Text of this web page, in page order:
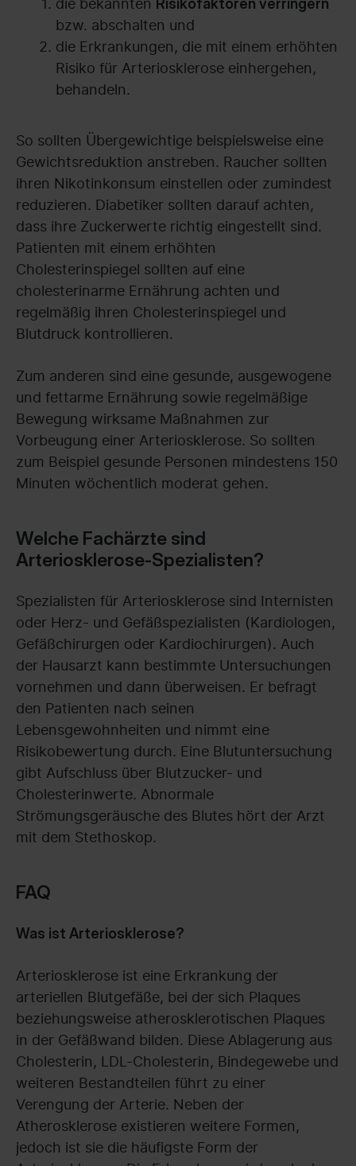
Risikofaktoren verringern
bzw. abschalten und
die Erkrankungen, die mit einem erhöhten
Risiko für Arteriosklerose einhergehen,
behandeln.
So sollten Übergewichtige beispielsweise eine
Gewichtsreduktion anstreben. Raucher sollten
ihren Nikotinkonsum einstellen oder zumindest
reduzieren. Diabetiker sollten darauf achten,
dass ihre Zuckerwerte richtig eingestellt sind.
Patienten mit einem erhöhten
Cholesterinspiegel sollten auf eine
cholesterinarme Ernährung achten und
regelmäßig ihren Cholesterinspiegel und
Blutdruck kontrollieren.
Zum anderen sind eine gesunde, ausgewogene
und fettarme Ernährung sowie regelmäßige
Bewegung wirksame Maßnahmen zur
Vorbeugung einer Arteriosklerose. So sollten
zum Beispiel gesunde Personen mindestens 150
Minuten wöchentlich moderat gehen.
Welche Fachärzte sind
Arteriosklerose-Spezialisten?
Spezialisten für Arteriosklerose sind Internisten
oder Herz- und Gefäßspezialisten (Kardiologen,
Gefäßchirurgen oder Kardiochirurgen). Auch
der Hausarzt kann bestimmte Untersuchungen
vornehmen und dann überweisen. Er befragt
den Patienten nach seinen
Lebensgewohnheiten und nimmt eine
Risikobewertung durch. Eine Blutuntersuchung
gibt Aufschluss über Blutzucker- und
Cholesterinwerte. Abnormale
Strömungsgeräusche des Blutes hört der Arzt
mit dem Stethoskop.
FAQ
Was ist Arteriosklerose?
Arteriosklerose ist eine Erkrankung der
arteriellen Blutgefäße, bei der sich Plaques
beziehungsweise atherosklerotischen Plaques
in der Gefäßwand bilden. Diese Ablagerung aus
Cholesterin, LDL-Cholesterin, Bindegewebe und
weiteren Bestandteilen führt zu einer
Verengung der Arterie. Neben der
Atherosklerose existieren weitere Formen,
jedoch ist sie die häufigste Form der